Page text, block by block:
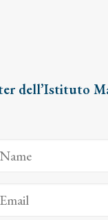
dell’Istituto